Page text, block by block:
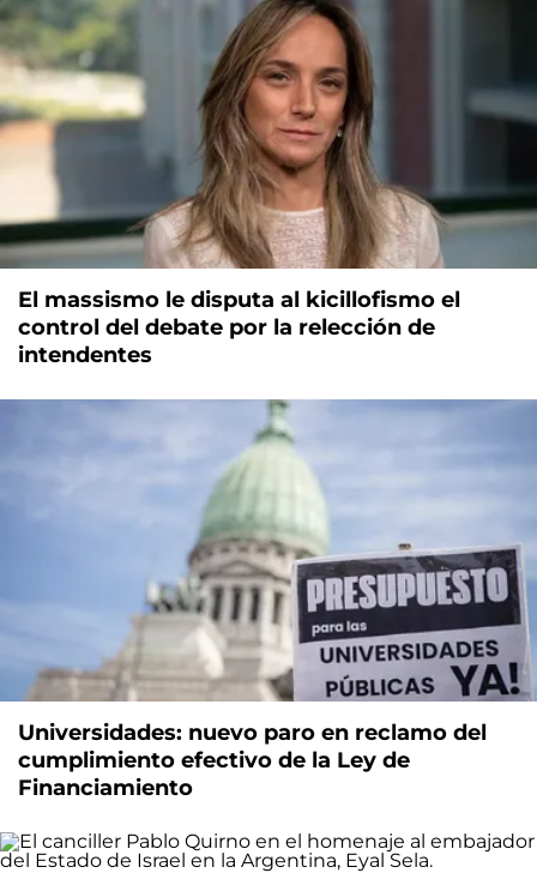
El massismo le disputa al kicillofismo el
control del debate por la relección de
intendentes
Universidades: nuevo paro en reclamo del
cumplimiento efectivo de la Ley de
Financiamiento